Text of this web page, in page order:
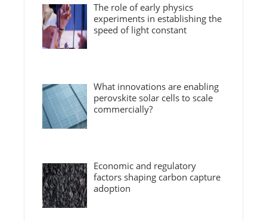
The role of early physics
experiments in establishing the
speed of light constant
What innovations are enabling
perovskite solar cells to scale
commercially?
Economic and regulatory
factors shaping carbon capture
adoption